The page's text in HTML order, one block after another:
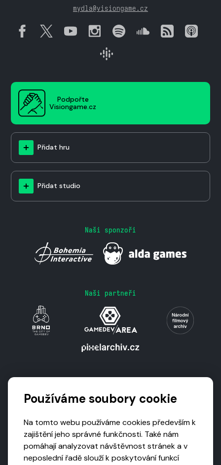
mydla@visiongame.cz
Podpořte
Visiongame.cz
Přidat hru
Přidat studio
Naši sponzoři
Naši partneři
Používáme soubory cookie
Na tomto webu používáme cookies především k
zajištění jeho správné funkčnosti. Také nám
pomáhají analyzovat návštěvnost stránek a v
neposlední řadě slouží k poskytování funkcí